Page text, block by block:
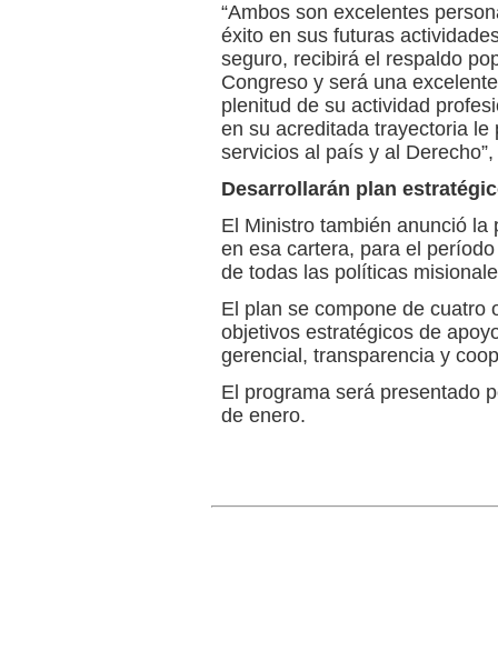
“Ambos son excelentes
éxito en sus futuras
seguro, recibirá el respaldo
Congreso y será una
plenitud de su actividad
en su acreditada trayectoria
servicios al país y al
Desarrollarán plan
El Ministro también anunció
en esa cartera, para el
de todas las políticas
El plan se compone de cuatro
objetivos estratégicos de
gerencial, transparencia y
El programa será presentado
de enero.